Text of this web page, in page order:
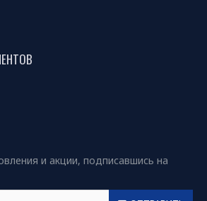
и акции, подписавшись на